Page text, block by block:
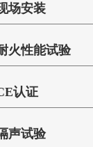
动载荷，平均隔音
部封闭压缩设计:
音观察窗:两侧安装
夹层内安装镀锌低
声门是一种用于隔
音环境；另一方面
IAC隔声门的
加工。
面喷涂后，无需再
场安装
火性能试验
试验，并取得了CE
IAC的隔声门在英
IAC隔声门所通过的
认证
需要CE标识。
声试验